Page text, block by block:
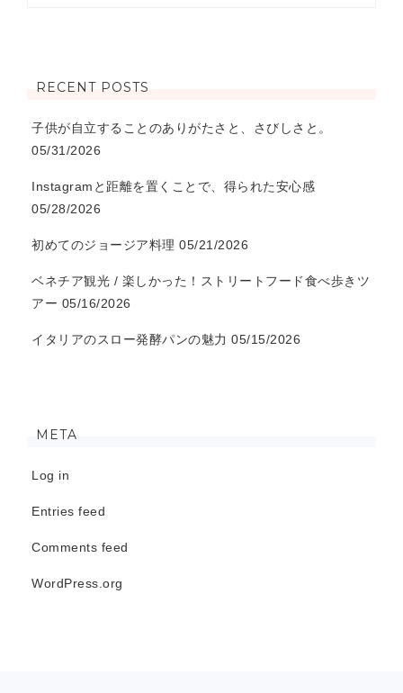
RECENT POSTS
子供が自立することのありがたさと、さびしさと。
05/31/2026
Instagramと距離を置くことで、得られた安心感
05/28/2026
初めてのジョージア料理 05/21/2026
ベネチア観光 / 楽しかった！ストリートフード食べ歩きツ
アー 05/16/2026
イタリアのスロー発酵パンの魅力 05/15/2026
META
Log in
Entries feed
Comments feed
WordPress.org